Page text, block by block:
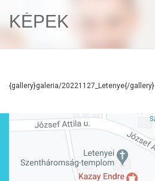
KÉPEK
{gallery}galeria/20221127_Letenye{/gallery}